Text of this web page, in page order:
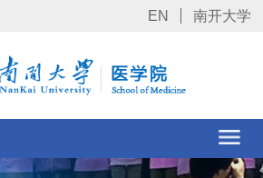
EN 南开大学